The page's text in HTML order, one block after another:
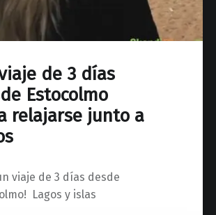
de 3 días
Estocolmo
relajarse junto a
viaje de 3 días desde
Lagos y islas